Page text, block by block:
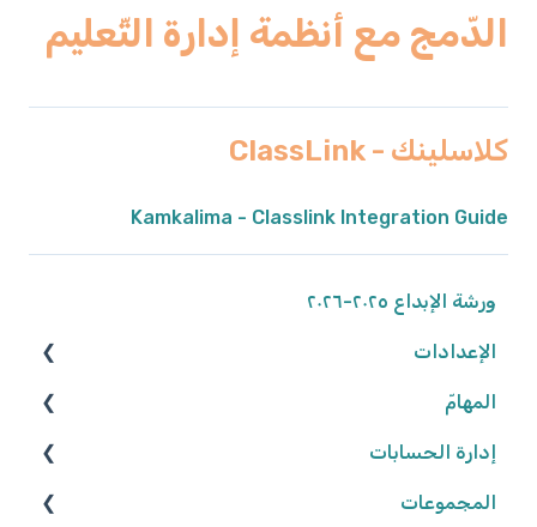
الدّمج مع أنظمة إدارة التّعليم
كلاسلينك - ClassLink
Kamkalima - Classlink Integration Guide
ورشة الإبداع ٢٠٢٥-٢٠٢٦
الإعدادات
الوصول إلى المنصّة
كلمة المرور
البيانات الشّخصيّة
المهامّ
البحث عن الموارد
تعديل المهامّ
إدارة الحسابات
المعلّمون/ـات
المجموعات